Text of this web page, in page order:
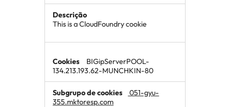
This is a CloudFoundry cookie
BIGipServerPOOL-
134.213.193.62-MUNCHKIN-80
051-gyu-
355.mktoresp.com